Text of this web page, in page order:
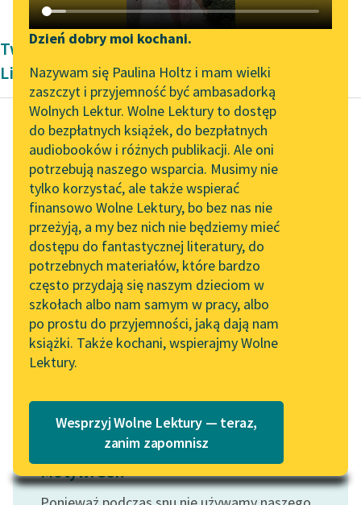
Katalog DAISY
Podkasty o książkach
Zgłoś brak utworu
Aktualności
„Prokurator Alicja Horn”
do słuchania
Byliśmy częścią AI Impact
Lab
Zapraszamy na spotkanie
online z tłumaczkami
literatury skandynawskiej
Spotkanie z Katarzyną
Tunkiel w Oslo
102. lata temu zmarł
Joseph Conrad
Lektury szkolne i klasyka
literatury do słuchania dla
uczennic i uczniów z
niepełnosprawnościami
Narzędzia
Mapa Wolnych Lektur
Leśmianator
Przewodnik dla piszących i
czytających
API
OAI-PMH
Widget Wolnych Lektur
Przypisy
Katalog w formacie PDF
Dzień dobry moi kochani.
Nazywam się Paulina Holtz i mam wielki
zaszczyt i przyjemność być ambasadorką
Wolnych Lektur. Wolne Lektury to dostęp
do bezpłatnych książek, do bezpłatnych
audiobooków i różnych publikacji. Ale oni
potrzebują naszego wsparcia. Musimy nie
tylko korzystać, ale także wspierać
finansowo Wolne Lektury, bo bez nas nie
przeżyją, a my bez nich nie będziemy mieć
dostępu do fantastycznej literatury, do
potrzebnych materiałów, które bardzo
często przydają się naszym dzieciom w
szkołach albo nam samym w pracy, albo
po prostu do przyjemności, jaką dają nam
książki. Także kochani, wspierajmy Wolne
Lektury.
Wesprzyj Wolne Lektury — teraz,
zanim zapomnisz
Twórczość okresu współczesności Jarosława
Lipszyca
Jarosław Lipszyc
apokalipsa
przymierza
Czytaj więcej
Motyw: Sen